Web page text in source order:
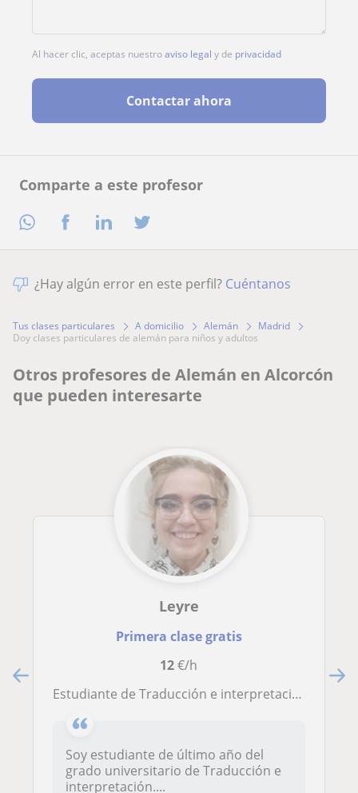
Comparte a este profesor
Al hacer clic, aceptas nuestroaviso legal y de privacidad
Contactar ahora
¿Hay algún error en este perfil? Cuéntanos
Tus clases particulares A domicilio Alemán
Madrid
doy clases particulares de alemán para niños y adultos
Otros profesores de Alemán en Alcorcón
que pueden interesarte
Leyre
Primera clase gratis
12€/h
Estudiante de Traducción e interpretación ofrece clases particulares de inglés y alemán
Soy estudiante de último año del
grado universitario de Traducción e
interpretación....